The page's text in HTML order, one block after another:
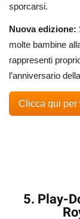
sporcarsi.
Nuova edizione:
molte bambine
rappresenti
l’anniversario
Clicca qui per
5. Play-